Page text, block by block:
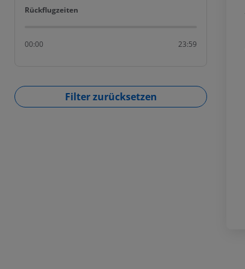
Rückflugzeiten
Rückflugzeiten
00:00 23:59
Filter zurücksetzen